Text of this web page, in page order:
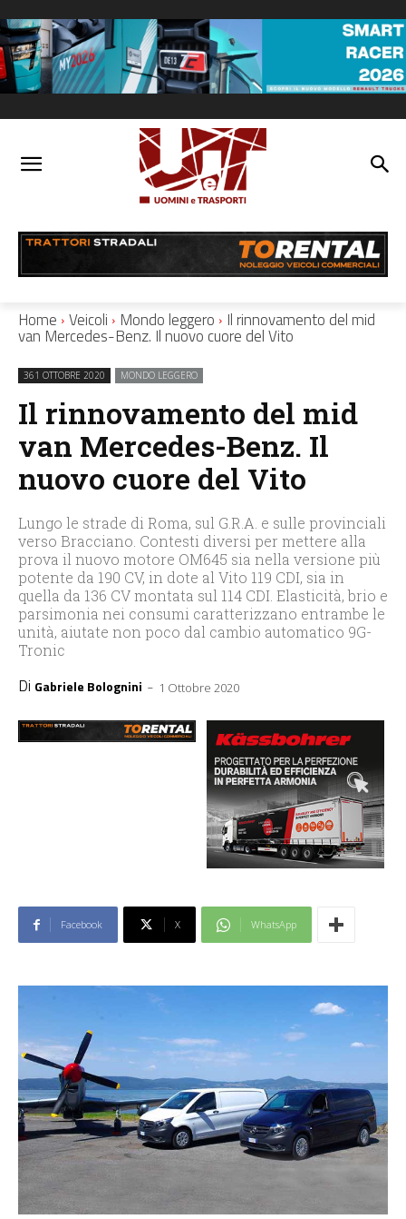
Home Veicoli Mondo leggero Il rinnovamento del mid
van Mercedes-Benz. Il nuovo cuore del Vito
361 OTTOBRE 2020 MONDO LEGGERO
Il rinnovamento del mid
van Mercedes-Benz. Il
nuovo cuore del Vito
Lungo le strade di Roma, sul G.R.A. e sulle provinciali
verso Bracciano. Contesti diversi per mettere alla
prova il nuovo motore OM645 sia nella versione più
potente da 190 CV, in dote al Vito 119 CDI, sia in
quella da 136 CV montata sul 114 CDI. Elasticità, brio e
parsimonia nei consumi caratterizzano entrambe le
unità, aiutate non poco dal cambio automatico 9G-
Tronic
Di Gabriele Bolognini - 1 Ottobre 2020
Facebook X WhatsApp